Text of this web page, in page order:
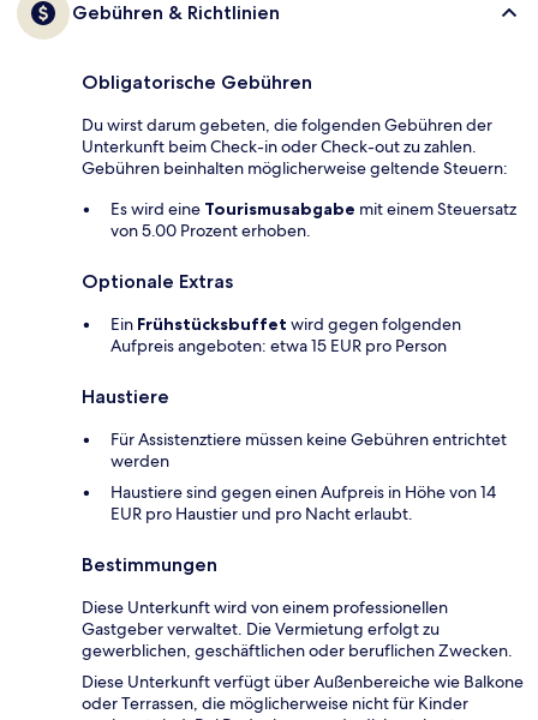
Gebühren & Richtlinien
Obligatorische Gebühren
Du wirst darum gebeten, die folgenden Gebühren der
Unterkunft beim Check-in oder Check-out zu zahlen.
Gebühren beinhalten möglicherweise geltende Steuern:
Es wird eine Tourismusabgabe mit einem Steuersatz
von 5.00 Prozent erhoben.
Optionale Extras
Ein Frühstücksbuffet wird gegen folgenden
Aufpreis angeboten: etwa 15 EUR pro Person
Haustiere
Für Assistenztiere müssen keine Gebühren entrichtet
werden
Haustiere sind gegen einen Aufpreis in Höhe von 14
EUR pro Haustier und pro Nacht erlaubt.
Bestimmungen
Diese Unterkunft wird von einem professionellen
Gastgeber verwaltet. Die Vermietung erfolgt zu
gewerblichen, geschäftlichen oder beruflichen Zwecken.
Diese Unterkunft verfügt über Außenbereiche wie Balkone
oder Terrassen, die möglicherweise nicht für Kinder